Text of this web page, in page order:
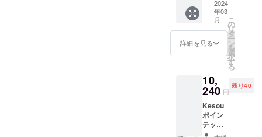
交換は
商品到
着後14
内・室
内での
利用の
み無料
で承っ
ており
ます。
交換品
の再交
ン・仕
様は変
更にな
性もご
ざいま
ださ
い。 ※
交換は
原則サ
イズ交
換のみ
可能性
がござ
いま
お届け
が完了
ら順次
一般販
売を開
始させ
ていた
だきま
ボン1点
500円の
リター
ンを合
わせて
ます。
※生産の
上、ま
た社会
情勢の
にてサ
イズを
ご選択
くださ
い。サ
よりお
選びい
ただけ
ます。
・リボ
ン
パンプ
ス【販
売予定
価格
12800
円→早
割価格
円】 ・
先着40
様限
定！販
売予定
価格よ
り
2024
年03
月
詳細を見る
こ
の
リ
タ
ー
ン
を
選
択
す
る
10,
240 円
残り40
Kesou
ポイン
テッド
トゥパ